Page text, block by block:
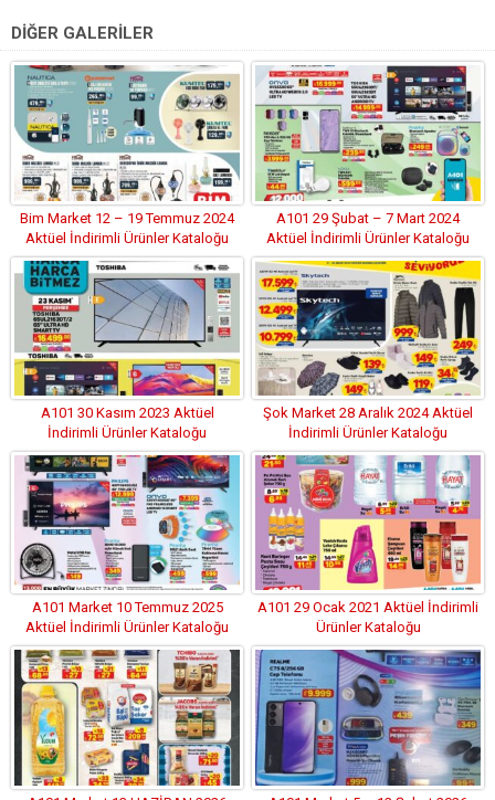
DİĞER GALERİLER
Bim Market 12 – 19 Temmuz 2024
Aktüel İndirimli Ürünler Kataloğu
A101 29 Şubat – 7 Mart 2024
Aktüel İndirimli Ürünler Kataloğu
A101 30 Kasım 2023 Aktüel
İndirimli Ürünler Kataloğu
Şok Market 28 Aralık 2024 Aktüel
İndirimli Ürünler Kataloğu
A101 Market 10 Temmuz 2025
Aktüel İndirimli Ürünler Kataloğu
A101 29 Ocak 2021 Aktüel İndirimli
Ürünler Kataloğu